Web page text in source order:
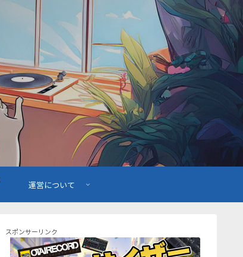
運営について
スポンサーリンク